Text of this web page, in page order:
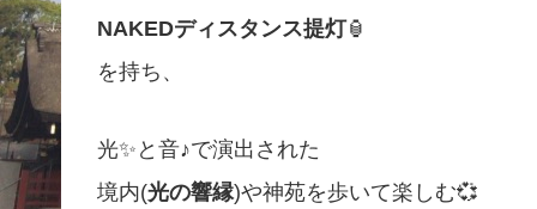
NAKEDディスタンス提灯🏮
を持ち、
光✨と音♪で演出された
境内(光の響縁)や神苑を歩いて楽しむ💞